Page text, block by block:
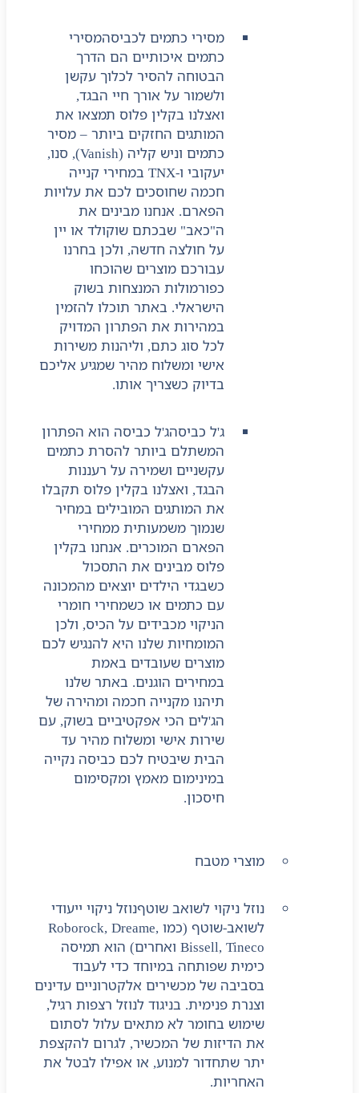
מסירי כתמים לכביסהמסירי
כתמים איכותיים הם הדרך
הבטוחה להסיר לכלוך עקשן
ולשמור על אורך חיי הבגד,
ואצלנו בקלין פלוס תמצאו את
המותגים החזקים ביותר – מסיר
כתמים וניש קליה (Vanish), סנו,
יעקובי ו-TNX במחירי קנייה
חכמה שחוסכים לכם את עלויות
הפארם. אנחנו מבינים את
ה"כאב" שבכתם שוקולד או יין
על חולצה חדשה, ולכן בחרנו
עבורכם מוצרים שהוכחו
כפורמולות המנצחות בשוק
הישראלי. באתר תוכלו להזמין
במהירות את הפתרון המדויק
לכל סוג כתם, וליהנות משירות
אישי ומשלוח מהיר שמגיע אליכם
בדיוק כשצריך אותו.
ג'ל כביסהג'ל כביסה הוא הפתרון
המשתלם ביותר להסרת כתמים
עקשניים ושמירה על רעננות
הבגד, ואצלנו בקלין פלוס תקבלו
את המותגים המובילים במחיר
שנמוך משמעותית ממחירי
הפארם המוכרים. אנחנו בקלין
פלוס מבינים את התסכול
כשבגדי הילדים יוצאים מהמכונה
עם כתמים או כשמחירי חומרי
הניקוי מכבידים על הכיס, ולכן
המומחיות שלנו היא להנגיש לכם
מוצרים שעובדים באמת
במחירים הוגנים. באתר שלנו
תיהנו מקנייה חכמה ומהירה של
הג'לים הכי אפקטיביים בשוק, עם
שירות אישי ומשלוח מהיר עד
הבית שיבטיח לכם כביסה נקייה
במינימום מאמץ ומקסימום
חיסכון.
מוצרי מטבח
נוזל ניקוי לשואב שוטףנוזל ניקוי ייעודי
לשואב-שוטף (כמו Roborock, Dreame,
Bissell, Tineco ואחרים) הוא תמיסה
כימית שפותחה במיוחד כדי לעבוד
בסביבה של מכשירים אלקטרוניים עדינים
וצנרת פנימית. בניגוד לנוזל רצפות רגיל,
שימוש בחומר לא מתאים עלול לסתום
את הדיזות של המכשיר, לגרום להקצפת
יתר שתחדור למנוע, או אפילו לבטל את
האחריות.